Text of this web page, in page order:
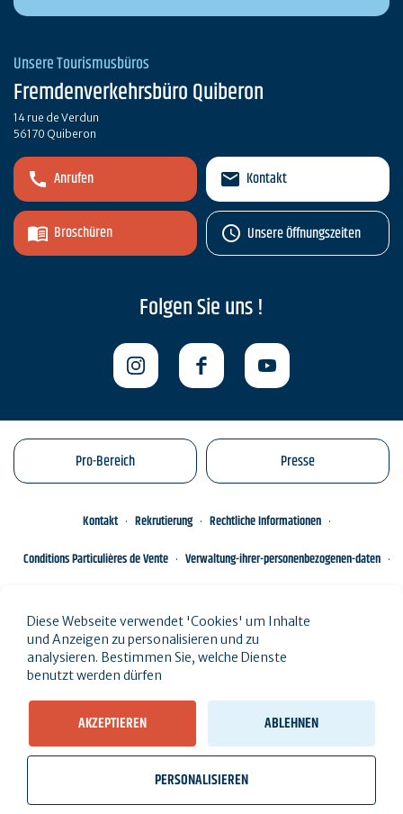
Unsere Tourismusbüros
Fremdenverkehrsbüro Quiberon
14 rue de Verdun
56170 Quiberon
Anrufen
Broschüren
Kontakt
Unsere Öffnungszeiten
Folgen Sie uns !
Pro-Bereich Presse
Kontakt Rekrutierung
Rechtliche Informationen
Conditions Particulières de Vente
Verwaltung-ihrer-personenbezogenen-daten
Diese Webseite verwendet 'Cookies' um Inhalte
und Anzeigen zu personalisieren und zu
analysieren. Bestimmen Sie, welche Dienste
benutzt werden dürfen
AKZEPTIEREN ABLEHNEN
PERSONALISIEREN